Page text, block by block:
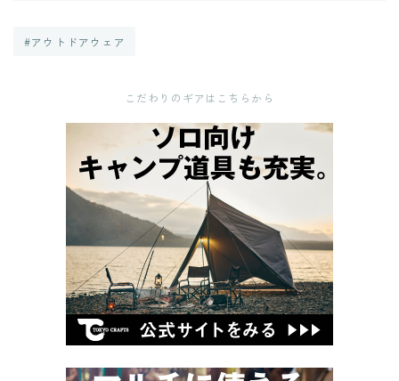
#アウトドアウェア
こだわりのギアはこちらから